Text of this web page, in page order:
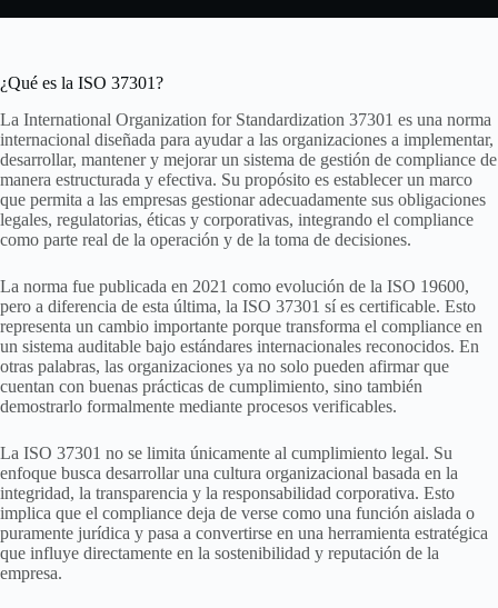
¿Qué es la ISO 37301?
La International Organization for Standardization 37301 es una norma
internacional diseñada para ayudar a las organizaciones a implementar,
desarrollar, mantener y mejorar un sistema de gestión de compliance de
manera estructurada y efectiva. Su propósito es establecer un marco
que permita a las empresas gestionar adecuadamente sus obligaciones
legales, regulatorias, éticas y corporativas, integrando el compliance
como parte real de la operación y de la toma de decisiones.
La norma fue publicada en 2021 como evolución de la ISO 19600,
pero a diferencia de esta última, la ISO 37301 sí es certificable. Esto
representa un cambio importante porque transforma el compliance en
un sistema auditable bajo estándares internacionales reconocidos. En
otras palabras, las organizaciones ya no solo pueden afirmar que
cuentan con buenas prácticas de cumplimiento, sino también
demostrarlo formalmente mediante procesos verificables.
La ISO 37301 no se limita únicamente al cumplimiento legal. Su
enfoque busca desarrollar una cultura organizacional basada en la
integridad, la transparencia y la responsabilidad corporativa. Esto
implica que el compliance deja de verse como una función aislada o
puramente jurídica y pasa a convertirse en una herramienta estratégica
que influye directamente en la sostenibilidad y reputación de la
empresa.